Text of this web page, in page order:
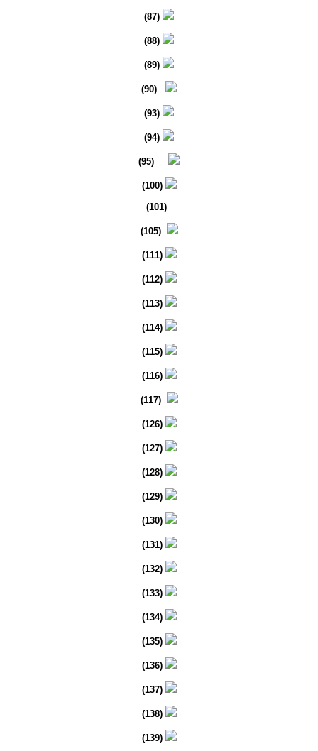
(87)
(88)
(89)
(90)
(93)
(94)
(95)
(100)
(101)
(105)
(111)
(112)
(113)
(114)
(115)
(116)
(117)
(126)
(127)
(128)
(129)
(130)
(131)
(132)
(133)
(134)
(135)
(136)
(137)
(138)
(139)